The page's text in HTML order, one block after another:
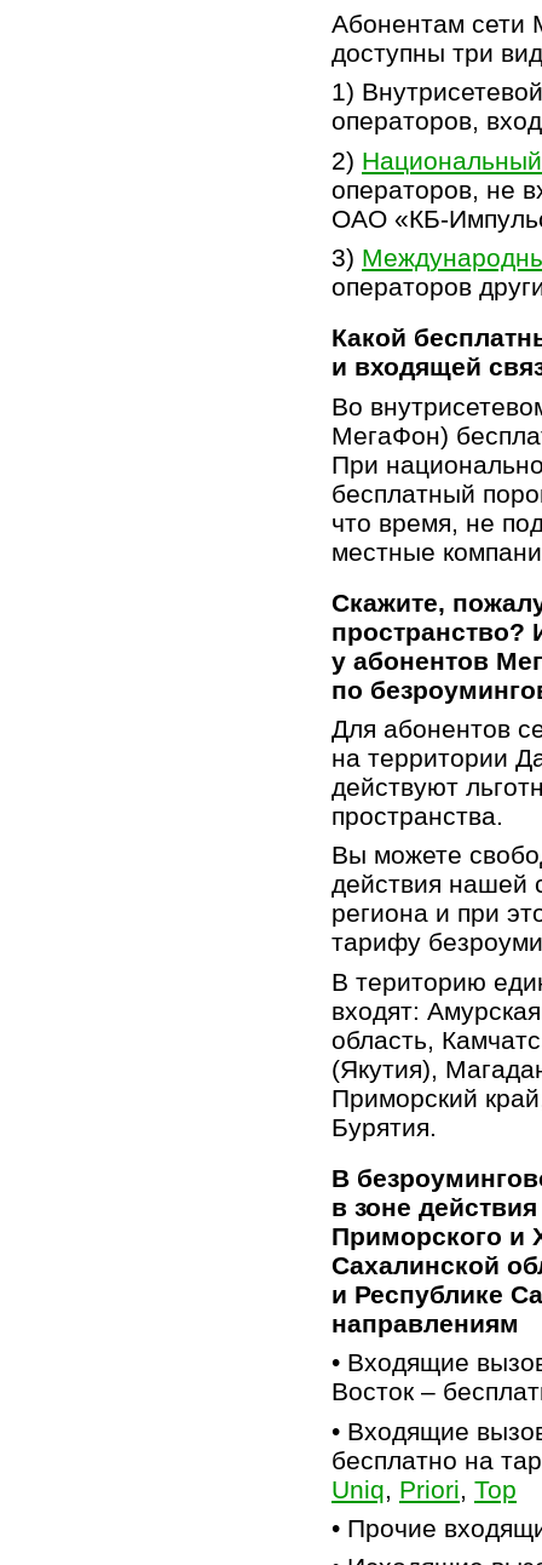
Абонентам сети
доступны три
1)
операторов,
2)
операторов, не
ОАО «КБ-
3)
операторов
Какой
и входящей
Во
МегаФон)
При
бесплатный
что время, не
местные
Скажите,
у абонентов
по
Для абонентов
на территории
действуют
пространства.
Вы можете
действия нашей
региона и при
тарифу
В територию
входят:
область,
(Якутия),
Приморский
Бурятия.
В
в зоне
Приморского и
Сахалинской
и Республике
направлениям
• Входящие
Восток –
• Входящие
бесплатно на
Uniq
Priori Top
• Прочие